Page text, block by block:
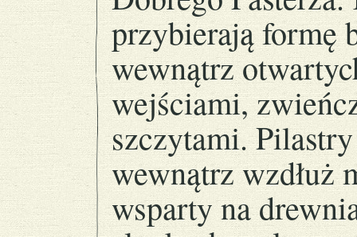
przybierają formę
wewnątrz
wejściami,
szczytami.
wewnątrz wzdłuż
wsparty na